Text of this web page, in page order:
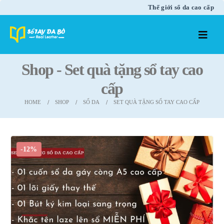
Thế giới sổ da cao cấp
Shop - Set quà tặng sổ tay cao
cấp
HOME SHOP SỔ DA SET QUÀ TẶNG SỔ TAY CAO CẤP
-12%
Lõi giấy cao
cấp thay thế
Lõi giấy cao
cấp thay thế